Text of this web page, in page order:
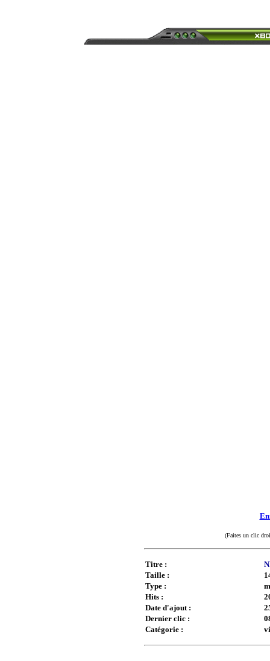
(Faites un clic
Titre :
Taille :
Type :
Hits :
Date d'ajout :
Dernier clic :
Catégorie :